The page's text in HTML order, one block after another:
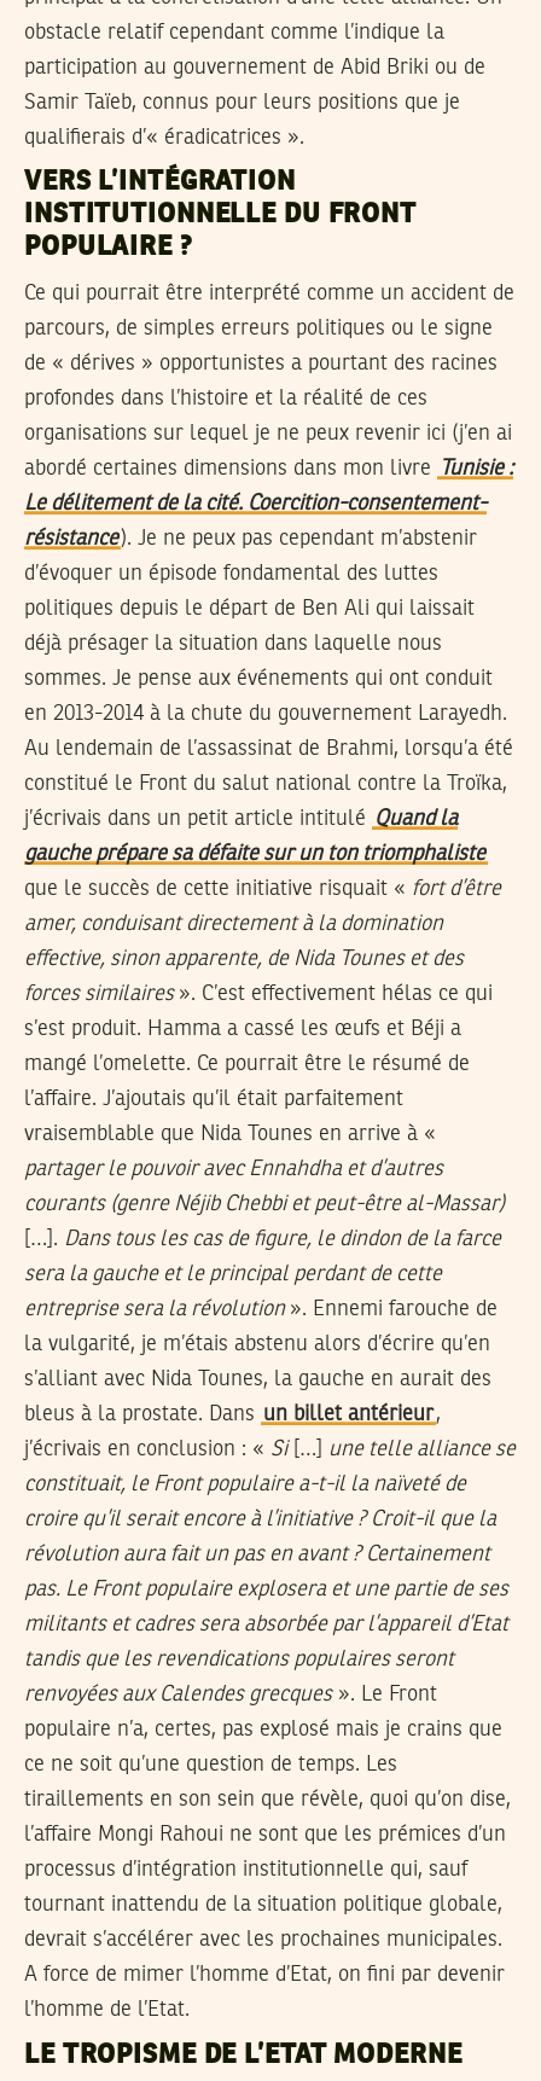
obstacle relatif cependant comme l’indique la
participation au gouvernement de Abid Briki ou de
Samir Taïeb, connus pour leurs positions que je
qualifierais d’« éradicatrices ».
VERS L’INTÉGRATION
INSTITUTIONNELLE DU FRONT
POPULAIRE ?
Ce qui pourrait être interprété comme un accident de
parcours, de simples erreurs politiques ou le signe
de « dérives » opportunistes a pourtant des racines
profondes dans l’histoire et la réalité de ces
organisations sur lequel je ne peux revenir ici (j’en ai
abordé certaines dimensions dans mon livre
Tunisie :
Le délitement de la cité. Coercition-consentement-
résistance). Je ne peux pas cependant m’abstenir
d’évoquer un épisode fondamental des luttes
politiques depuis le départ de Ben Ali qui laissait
déjà présager la situation dans laquelle nous
sommes. Je pense aux événements qui ont conduit
en 2013-2014 à la chute du gouvernement Larayedh.
Au lendemain de l’assassinat de Brahmi, lorsqu’a été
constitué le Front du salut national contre la Troïka,
j’écrivais dans un petit article intitulé Quand la
gauche prépare sa défaite sur un ton triomphaliste
que le succès de cette initiative risquait « fort d’être
amer, conduisant directement à la domination
effective, sinon apparente, de Nida Tounes et des
forces similaires ». C’est effectivement hélas ce qui
s’est produit. Hamma a cassé les œufs et Béji a
mangé l’omelette. Ce pourrait être le résumé de
l’affaire. J’ajoutais qu’il était parfaitement
vraisemblable que Nida Tounes en arrive à «
partager le pouvoir avec Ennahdha et d’autres
courants (genre Néjib Chebbi et peut-être al-Massar)
[…]. Dans tous les cas de figure, le dindon de la farce
sera la gauche et le principal perdant de cette
entreprise sera la révolution ». Ennemi farouche de
la vulgarité, je m’étais abstenu alors d’écrire qu’en
s’alliant avec Nida Tounes, la gauche en aurait des
bleus à la prostate. Dans un billet antérieur,
j’écrivais en conclusion : « Si[…]
une telle alliance se
constituait, le Front populaire a-t-il la naïveté de
croire qu’il serait encore à l’initiative ? Croit-il que la
révolution aura fait un pas en avant ? Certainement
pas. Le Front populaire explosera et une partie de ses
militants et cadres sera absorbée par l’appareil d’Etat
tandis que les revendications populaires seront
renvoyées aux Calendes grecques». Le Front
populaire n’a, certes, pas explosé mais je crains que
ce ne soit qu’une question de temps. Les
tiraillements en son sein que révèle, quoi qu’on dise,
l’affaire Mongi Rahoui ne sont que les prémices d’un
processus d’intégration institutionnelle qui, sauf
tournant inattendu de la situation politique globale,
devrait s’accélérer avec les prochaines municipales.
A force de mimer l’homme d’Etat, on fini par devenir
l’homme de l’Etat.
LE TROPISME DE L’ETAT MODERNE